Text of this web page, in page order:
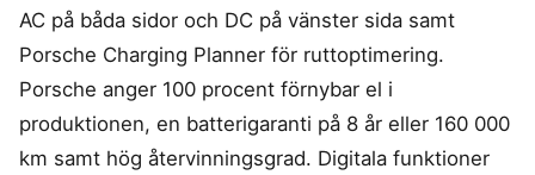
AC på båda sidor och DC på vänster sida samt
Porsche Charging Planner för ruttoptimering.
Porsche anger 100 procent förnybar el i
produktionen, en batterigaranti på 8 år eller 160 000
km samt hög återvinningsgrad. Digitala funktioner